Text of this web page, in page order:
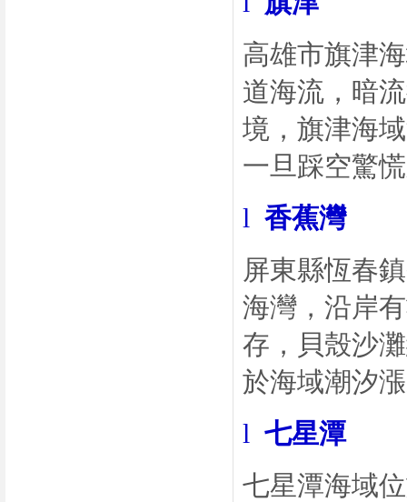
高雄市旗津
道海流，暗
境，旗津海
一旦踩空驚
l 香蕉灣
屏東縣恆春
海灣，沿岸
存，貝殼沙
於海域潮汐
l 七星潭
七星潭海域